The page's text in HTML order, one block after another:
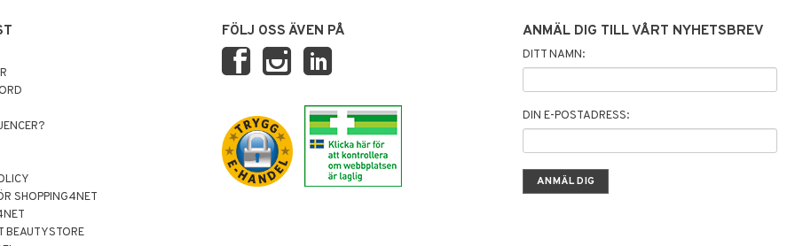
SHOPPING4NET
BEAUTYSTORE
FÖLJ OSS ÄVEN PÅ ANMÄL DIG TILL VÅRT NYHETSBREV
DITT NAMN:
DIN E-POSTADRESS: